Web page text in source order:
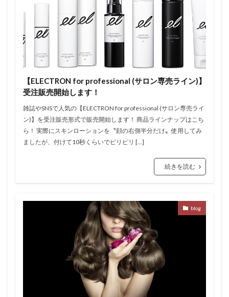
【ELECTRON for professional (サロン専売ライン)】
受注販売開始します！
雑誌やSNSで人気の【ELECTRON for professional (サロン専売ライ
ン)】を受注販売形式で販売開始します！ 商品ラインナップはこち
ら！ 実際にスキンローションを〝顔の右側半分だけ〟使用してみ
ましたが、付けて10秒くらいでピリピリ […]
続きを読む
blog